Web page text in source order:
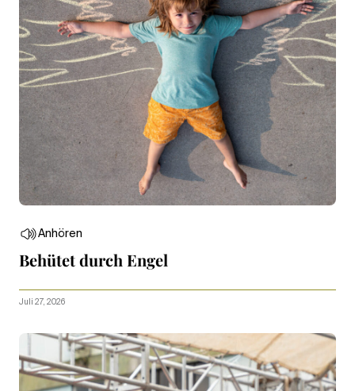
Anhören
Behütet durch Engel
Juli 27, 2026